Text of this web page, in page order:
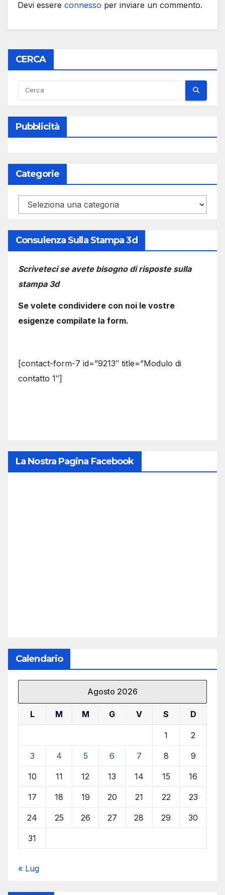
Devi essere connesso per inviare un commento.
CERCA
Pubblicità
Categorie
Categorie
Consulenza Sulla Stampa 3d
Scriveteci se avete bisogno di risposte sulla
stampa 3d
Se volete condividere con noi le vostre
esigenze compilate la form.
[contact-form-7 id=”9213″ title=”Modulo di
contatto 1″]
La Nostra Pagina Facebook
Calendario
Agosto 2026
L M M G V S D
1 2
3 4 5 6 7 8 9
10 11 12 13 14 15 16
17 18 19 20 21 22 23
24 25 26 27 28 29 30
31
« Lug